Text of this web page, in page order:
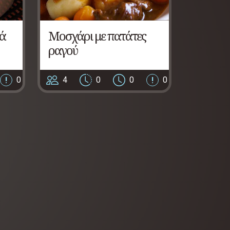
0
Μοσχάρι με πατάτες
ραγού
4 0 0 0